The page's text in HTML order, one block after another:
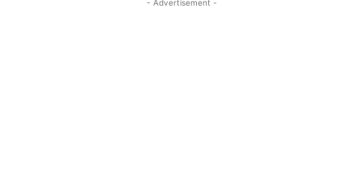
- Advertisement -